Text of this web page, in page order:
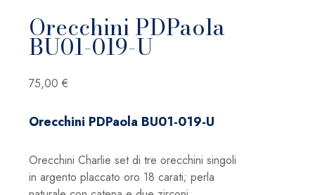
Orecchini PDPaola
BU01-019-U
75,00 €
Orecchini PDPaola BU01-019-U
Orecchini Charlie set di tre orecchini singoli
in argento placcato oro 18 carati; perla